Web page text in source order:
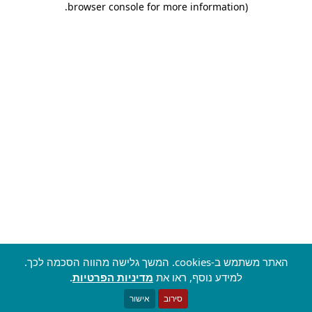
browser console for more information)
.
האתר משתמש ב-cookies. המשך גלישה מהווה הסכמה לכך.
למידע נוסף, ראו את מדיניות הפרטיות.
סירוב אישור